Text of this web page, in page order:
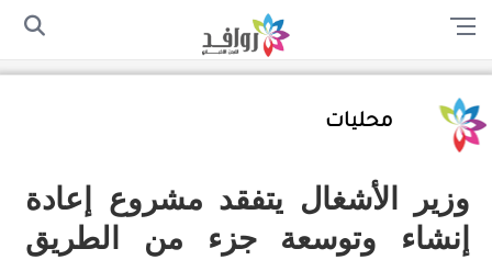
الرئيسية سياسة الخصوصية
محليات
وزير الأشغال يتفقد مشروع إعادة
إنشاء وتوسعة جزء من الطريق